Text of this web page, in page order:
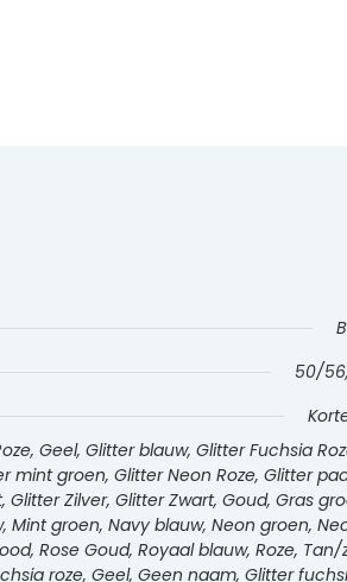
50/
Geel, Glitter blauw, Glitter Fuchsia
mint groen, Glitter Neon Roze, Glitter
Zilver, Glitter Zwart, Goud, Gras
Mint groen, Navy blauw, Neon groen,
Rose Goud, Royaal blauw, Roze,
roze, Geel, Geen naam, Glitter